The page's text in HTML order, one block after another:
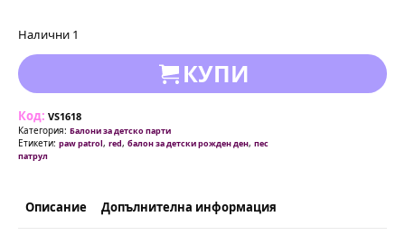
Налични 1
КУПИ
Код: VS1618
Категория: Балони за детско парти
Етикети: paw patrol, red, балон за детски рожден ден, пес
патрул
Описание Допълнителна информация